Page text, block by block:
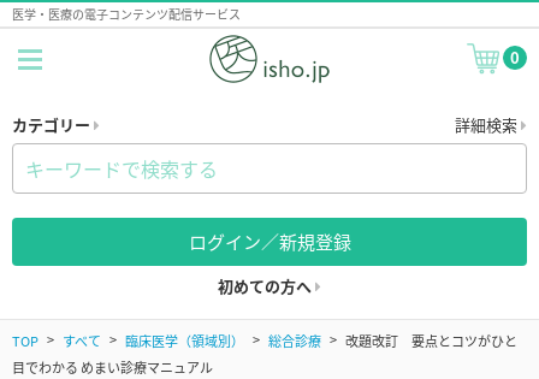
医学・医療の電子コンテンツ配信サービス
0
カテゴリー 詳細検索
ログイン／新規登録
初めての方へ
TOP すべて 臨床医学（領域別） 総合診療
改題改訂 要点とコツがひと
目でわかる めまい診療マニュアル